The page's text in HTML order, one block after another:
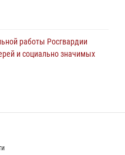
работы Росгвардии
и социально значимых